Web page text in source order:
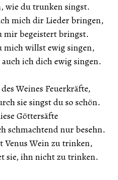
wie du trunken singst.
mich dir Lieder bringen,
mir begeistert bringst.
mich willst ewig singen,
ich dich ewig singen.
Weines Feuerkräfte,
sie singst du so schön.
Göttersäfte
schmachtend nur besehn.
Venus Wein zu trinken,
sie, ihn nicht zu trinken.